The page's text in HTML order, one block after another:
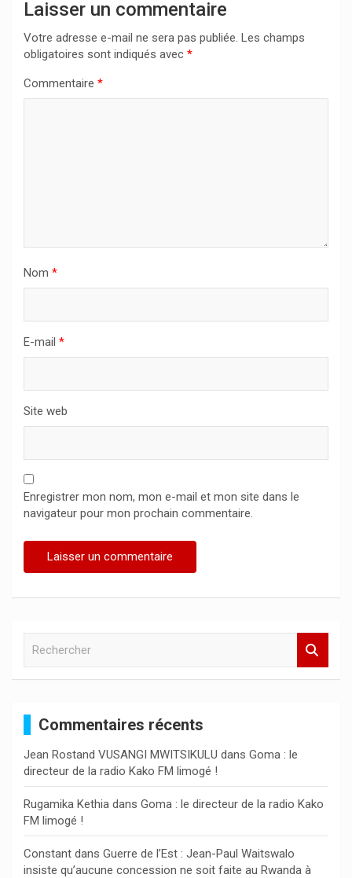
Laisser un commentaire
Votre adresse e-mail ne sera pas publiée. Les champs
obligatoires sont indiqués avec *
Commentaire *
Nom *
E-mail *
Site web
Enregistrer mon nom, mon e-mail et mon site dans le
navigateur pour mon prochain commentaire.
c
h
e
r
Commentaires récents
Jean Rostand VUSANGI MWITSIKULU dans Goma : le
directeur de la radio Kako FM limogé !
Rugamika Kethia dans Goma : le directeur de la radio Kako
FM limogé !
Constant dans Guerre de l’Est : Jean-Paul Waitswalo
insiste qu’aucune concession ne soit faite au Rwanda à